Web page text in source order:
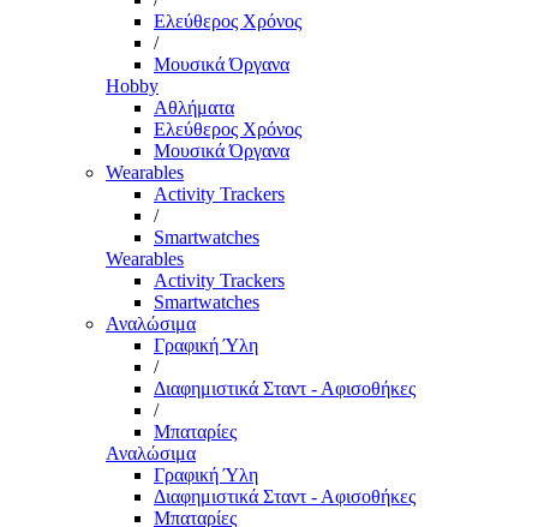
Ελεύθερος Χρόνος
/
Μουσικά Όργανα
Hobby
Αθλήματα
Ελεύθερος Χρόνος
Μουσικά Όργανα
Wearables
Activity Trackers
/
Smartwatches
Wearables
Activity Trackers
Smartwatches
Αναλώσιμα
Γραφική Ύλη
/
Διαφημιστικά Σταντ - Αφισοθήκες
/
Μπαταρίες
Αναλώσιμα
Γραφική Ύλη
Διαφημιστικά Σταντ - Αφισοθήκες
Μπαταρίες